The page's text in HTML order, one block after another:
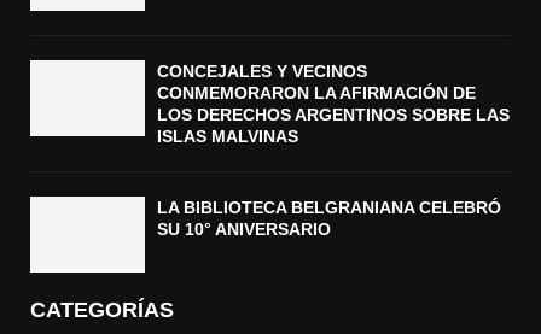
CONCEJALES Y VECINOS
CONMEMORARON LA AFIRMACIÓN DE
LOS DERECHOS ARGENTINOS SOBRE LAS
ISLAS MALVINAS
LA BIBLIOTECA BELGRANIANA CELEBRÓ
SU 10° ANIVERSARIO
CATEGORÍAS